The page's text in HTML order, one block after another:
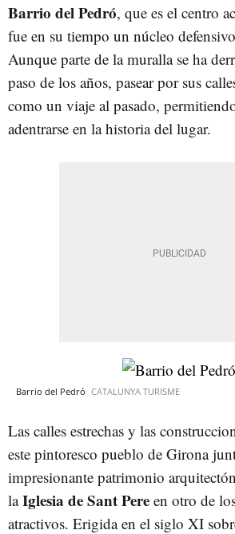
Barrio del Pedró, que es el centro
fue en su tiempo un núcleo
Aunque parte de la muralla se ha
paso de los años, pasear por sus
como un viaje al pasado,
adentrarse en la historia del lugar.
Barrio del Pedró CATALUNYA TURISME
Las calles estrechas y las
este pintoresco pueblo de Girona
impresionante patrimonio
laIglesia de Sant Pere en otro de
atractivos. Erigida en el siglo XI